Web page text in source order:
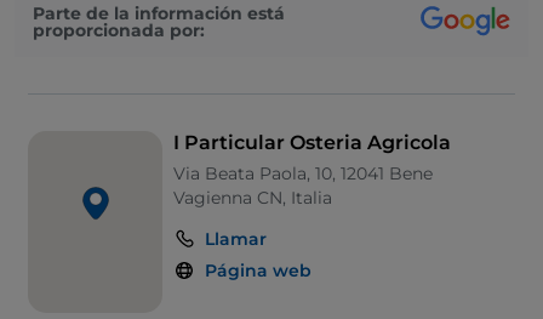
Parte de la información está
proporcionada por:
I Particular Osteria Agricola
Via Beata Paola, 10, 12041 Bene
Vagienna CN, Italia
Llamar
Página web